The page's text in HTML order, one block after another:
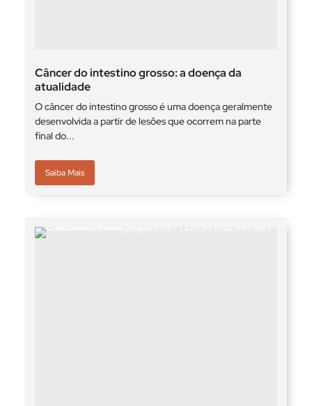
Câncer do intestino grosso: a doença da
atualidade
O câncer do intestino grosso é uma doença geralmente
desenvolvida a partir de lesões que ocorrem na parte
final do...
Saiba Mais